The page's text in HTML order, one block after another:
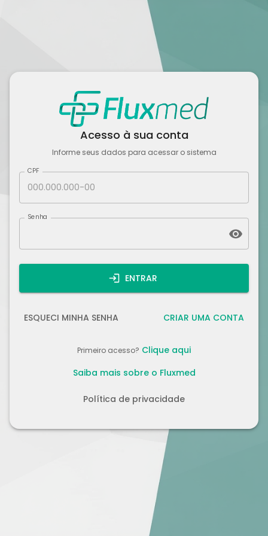
Acesso à sua conta
Informe seus dados para acessar o sistema
CPF
Senha
ENTRAR
ESQUECI MINHA SENHA CRIAR UMA CONTA
Primeiro acesso? Clique aqui
Saiba mais sobre o Fluxmed
Política de privacidade